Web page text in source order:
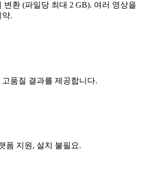
변환 (파일당 최대 2 GB). 여러 영상을
약.
품질 결과를 제공합니다.
폼 지원, 설치 불필요.